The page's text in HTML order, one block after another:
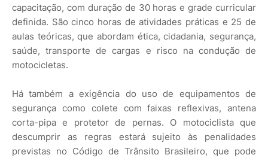
capacitação, com duração de 30 horas e grade curricular
definida. São cinco horas de atividades práticas e 25 de
aulas teóricas, que abordam ética, cidadania, segurança,
saúde, transporte de cargas e risco na condução de
motocicletas.
Há também a exigência do uso de equipamentos de
segurança como colete com faixas reflexivas, antena
corta-pipa e protetor de pernas. O motociclista que
descumprir as regras estará sujeito às penalidades
previstas no Código de Trânsito Brasileiro, que pode